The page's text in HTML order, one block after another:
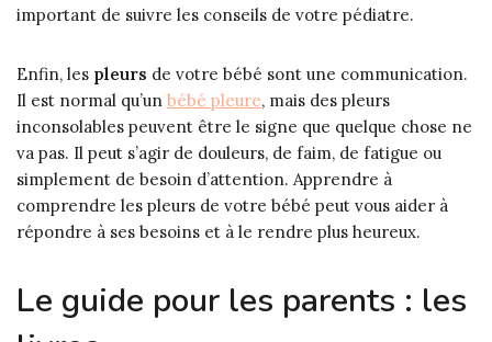
important de suivre les conseils de votre pédiatre.
Enfin, les pleurs de votre bébé sont une communication.
Il est normal qu’un bébé pleure, mais des pleurs
inconsolables peuvent être le signe que quelque chose ne
va pas. Il peut s’agir de douleurs, de faim, de fatigue ou
simplement de besoin d’attention. Apprendre à
comprendre les pleurs de votre bébé peut vous aider à
répondre à ses besoins et à le rendre plus heureux.
Le guide pour les parents : les